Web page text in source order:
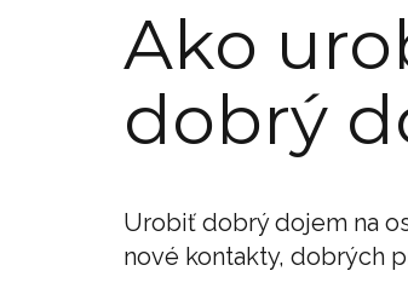
Ako
dobrý
Urobiť dobrý dojem na
nové kontakty, dobrých